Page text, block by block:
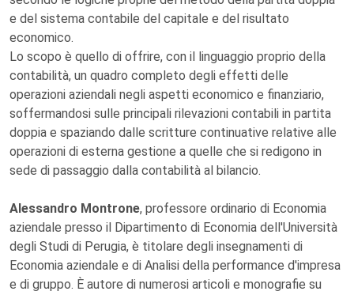
e del sistema contabile del capitale e del risultato
economico.
Lo scopo è quello di offrire, con il linguaggio proprio della
contabilità, un quadro completo degli effetti delle
operazioni aziendali negli aspetti economico e finanziario,
soffermandosi sulle principali rilevazioni contabili in partita
doppia e spaziando dalle scritture continuative relative alle
operazioni di esterna gestione a quelle che si redigono in
sede di passaggio dalla contabilità al bilancio.
Alessandro Montrone, professore ordinario di Economia
aziendale presso il Dipartimento di Economia dell'Università
degli Studi di Perugia, è titolare degli insegnamenti di
Economia aziendale e di Analisi della performance d'impresa
e di gruppo. È autore di numerosi articoli e monografie su